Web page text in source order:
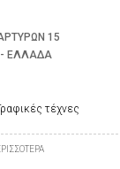
15
ΕΛΛΑΔΑ
τέχνες